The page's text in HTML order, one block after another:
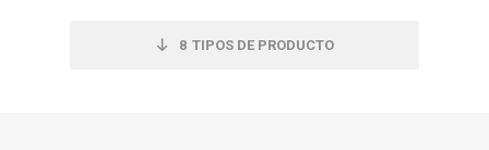
8 TIPOS DE PRODUCTO